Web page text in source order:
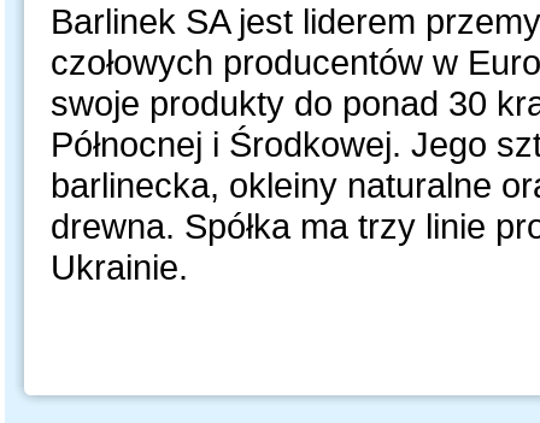
Barlinek SA jest liderem
czołowych producentów w
swoje produkty do ponad 30
Północnej i Środkowej. Jego
barlinecka, okleiny naturalne
drewna. Spółka ma trzy linie
Ukrainie.